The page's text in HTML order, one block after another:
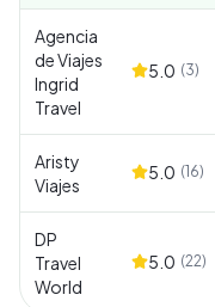
Agencia
de Viajes
Ingrid
Travel
5.0 (3)
Aristy
Viajes
5.0 (16)
DP
Travel
World
5.0 (22)